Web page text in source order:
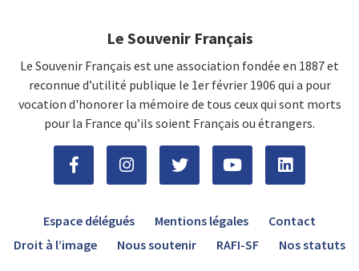
Le Souvenir Français
Le Souvenir Français est une association fondée en 1887 et
reconnue d’utilité publique le 1er février 1906 qui a pour
vocation d'honorer la mémoire de tous ceux qui sont morts
pour la France qu’ils soient Français ou étrangers.
Espace délégués Mentions légales
Contact
Droit à l’image
Nous soutenir RAFI-SF Nos statuts